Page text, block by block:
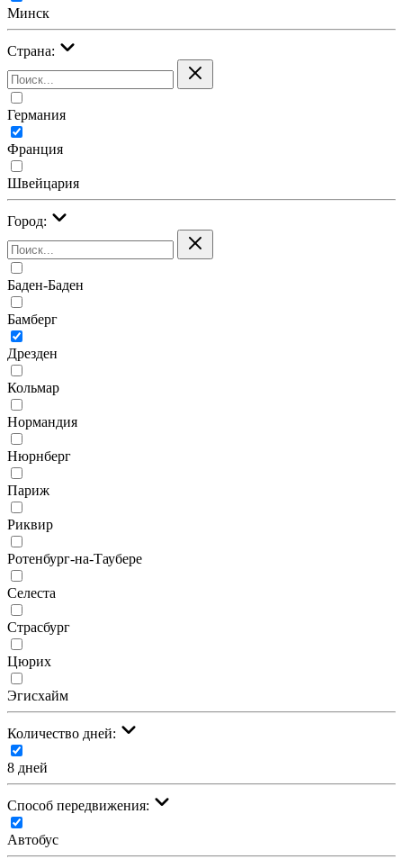
Минск
Страна:
Германия
Франция
Швейцария
Город:
Баден-Баден
Бамберг
Дрезден
Кольмар
Нормандия
Нюрнберг
Париж
Риквир
Ротенбург-на-Таубере
Селеста
Страсбург
Цюрих
Эгисхайм
Количество дней:
8 дней
Cпособ передвижения:
Автобус